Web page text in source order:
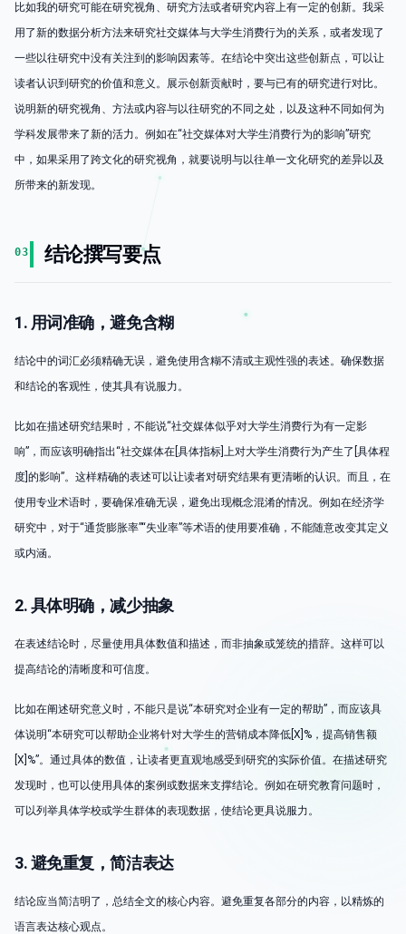
比如我的研究可能在研究视角、研究方法或者研究内容上有一定的创新。我采
用了新的数据分析方法来研究社交媒体与大学生消费行为的关系，或者发现了
一些以往研究中没有关注到的影响因素等。在结论中突出这些创新点，可以让
读者认识到研究的价值和意义。展示创新贡献时，要与已有的研究进行对比。
说明新的研究视角、方法或内容与以往研究的不同之处，以及这种不同如何为
学科发展带来了新的活力。例如在“社交媒体对大学生消费行为的影响”研究
中，如果采用了跨文化的研究视角，就要说明与以往单一文化研究的差异以及
所带来的新发现。
03 结论撰写要点
1. 用词准确，避免含糊
结论中的词汇必须精确无误，避免使用含糊不清或主观性强的表述。确保数据
和结论的客观性，使其具有说服力。
比如在描述研究结果时，不能说“社交媒体似乎对大学生消费行为有一定影
响”，而应该明确指出“社交媒体在[具体指标]上对大学生消费行为产生了[具体程
度]的影响”。这样精确的表述可以让读者对研究结果有更清晰的认识。而且，在
使用专业术语时，要确保准确无误，避免出现概念混淆的情况。例如在经济学
研究中，对于“通货膨胀率”“失业率”等术语的使用要准确，不能随意改变其定义
或内涵。
2. 具体明确，减少抽象
在表述结论时，尽量使用具体数值和描述，而非抽象或笼统的措辞。这样可以
提高结论的清晰度和可信度。
比如在阐述研究意义时，不能只是说“本研究对企业有一定的帮助”，而应该具
体说明“本研究可以帮助企业将针对大学生的营销成本降低[X]%，提高销售额
[X]%”。通过具体的数值，让读者更直观地感受到研究的实际价值。在描述研究
发现时，也可以使用具体的案例或数据来支撑结论。例如在研究教育问题时，
可以列举具体学校或学生群体的表现数据，使结论更具说服力。
3. 避免重复，简洁表达
结论应当简洁明了，总结全文的核心内容。避免重复各部分的内容，以精炼的
语言表达核心观点。